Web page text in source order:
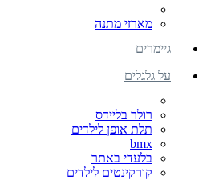
מארזי מתנה
גיימרים
על גלגלים
רולר בליידס
תלת אופן לילדים
bmx
בלעדי באתר
קורקינטים לילדים